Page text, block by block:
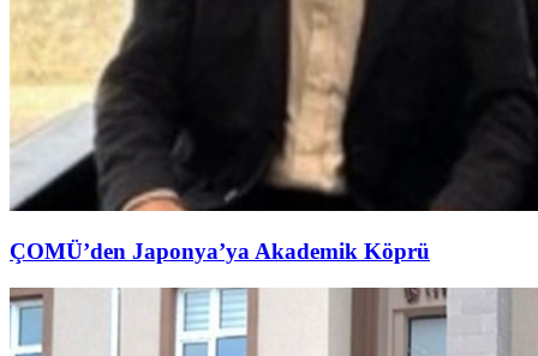
ÇOMÜ’den Japonya’ya Akademik Köprü